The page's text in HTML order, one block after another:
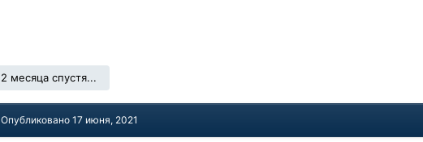
2 месяца спустя...
Опубликовано17 июня, 2021